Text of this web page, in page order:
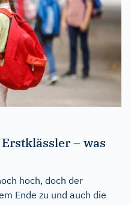
– was
hoch, doch der
Ende zu und auch die